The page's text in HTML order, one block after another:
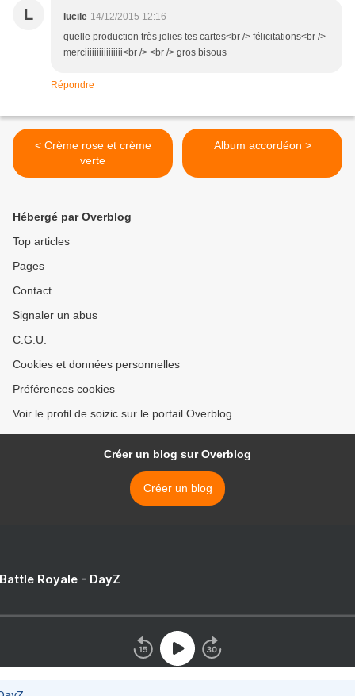
L lucile 14/12/2015 12:16
quelle production très jolies tes cartes<br /> félicitations<br />
merciiiiiiiiiiiiiiii<br /> <br /> gros bisous
Répondre
< Crème rose et crème
verte
Album accordéon >
Hébergé par Overblog
Top articles
Pages
Contact
Signaler un abus
C.G.U.
Cookies et données personnelles
Préférences cookies
Voir le profil de soizic sur le portail Overblog
Créer un blog sur Overblog
Créer un blog
Royale - DayZ